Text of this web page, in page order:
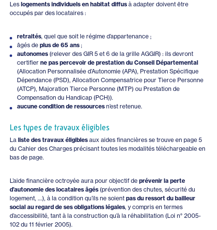
Les logements individuels en habitat diffus à adapter doivent être
occupés par des locataires :
retraités, quel que soit le régime d’appartenance ;
âgés de plus de 65 ans ;
autonomes (relever des GIR 5 et 6 de la grille AGGIR) : ils devront
certifier ne pas percevoir de prestation du Conseil Départemental
(Allocation Personnalisée d’Autonomie (APA), Prestation Spécifique
Dépendance (PSD), Allocation Compensatrice pour Tierce Personne
(ATCP), Majoration Tierce Personne (MTP) ou Prestation de
Compensation du Handicap (PCH)).
aucune condition de ressources n’est retenue.
Les types de travaux éligibles
La liste des travaux éligibles aux aides financières se trouve en page 5
du Cahier des Charges précisant toutes les modalités téléchargeable en
bas de page.
L’aide financière octroyée aura pour objectif de prévenir la perte
d’autonomie des locataires âgés (prévention des chutes, sécurité du
logement, …), à la condition qu’ils ne soient pas du ressort du bailleur
social au regard de ses obligations légales, y compris en termes
d’accessibilité, tant à la construction qu’à la réhabilitation (Loi n° 2005-
102 du 11 février 2005).